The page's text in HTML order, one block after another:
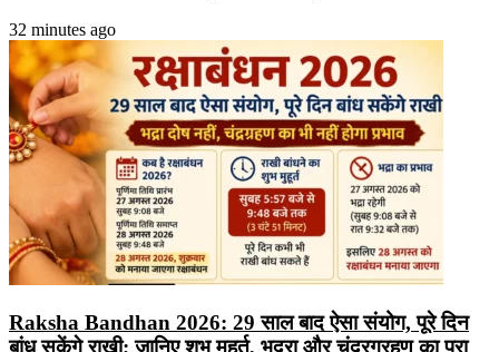
32 minutes ago
Raksha Bandhan 2026: 29 साल बाद ऐसा संयोग, पूरे दिन
बांध सकेंगे राखी; जानिए शुभ मुहूर्त, भद्रा और चंद्रग्रहण का पूरा